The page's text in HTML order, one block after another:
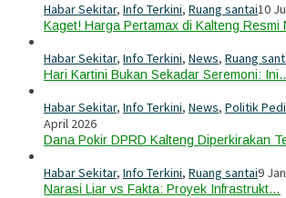
Habar Sekitar, Info Terkini, Ruang santai10
Kaget! Harga Pertamax di Kalteng Resmi
Habar Sekitar, Info Terkini, News, Ruang
Hari Kartini Bukan Sekadar Seremoni:
Habar Sekitar, Info Terkini, News, Politik
April 2026
Dana Pokir DPRD Kalteng Diperkirakan
Habar Sekitar, Info Terkini, Ruang santai9
Narasi Liar vs Fakta: Proyek Infrastrukt…